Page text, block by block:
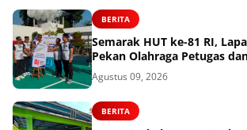
BERITA
Semarak HUT ke-81 RI,
Pekan Olahraga Petugas
Agustus 09, 2026
BERITA